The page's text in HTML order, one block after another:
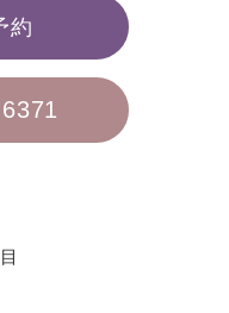
約